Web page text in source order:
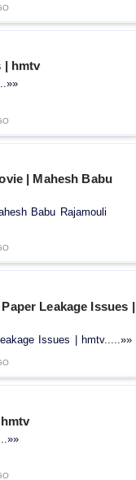
| hmtv
| Mahesh Babu
Babu Rajamouli
Leakage Issues |
Issues | hmtv.....»»